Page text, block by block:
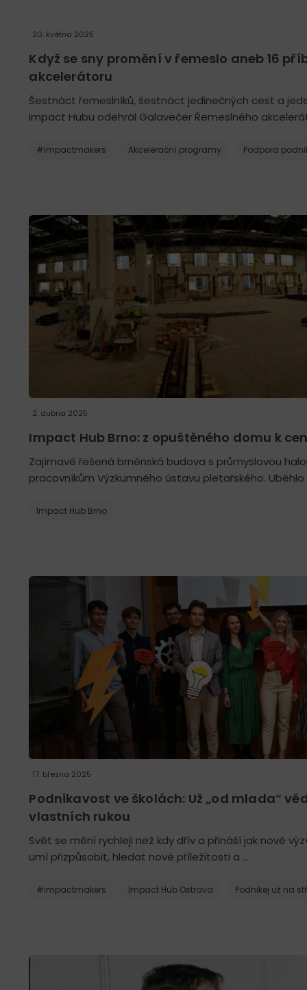
20. května 2025
Když se sny promění v řemeslo aneb 16
akcelerátoru
Šestnáct řemeslníků, šestnáct jedinečných cest a
Impact Hubu odehrál Galavečer Řemeslného
#impactmakers Akcelerační programy Podpora
2. dubna 2025
Impact Hub Brno: z opuštěného domu k
Zajímavě řešená brněnská budova s průmyslovou
pracovníkům Výzkumného ústavu pletařského.
Impact Hub Brno
17. března 2025
Podnikavost ve školách: Už „od mlada“
vlastních rukou
Svět se mění rychleji než kdy dřív a přináší jak nové
umí přizpůsobit, hledat nové příležitosti a …
#impactmakers Impact Hub Ostrava Podnikej už na